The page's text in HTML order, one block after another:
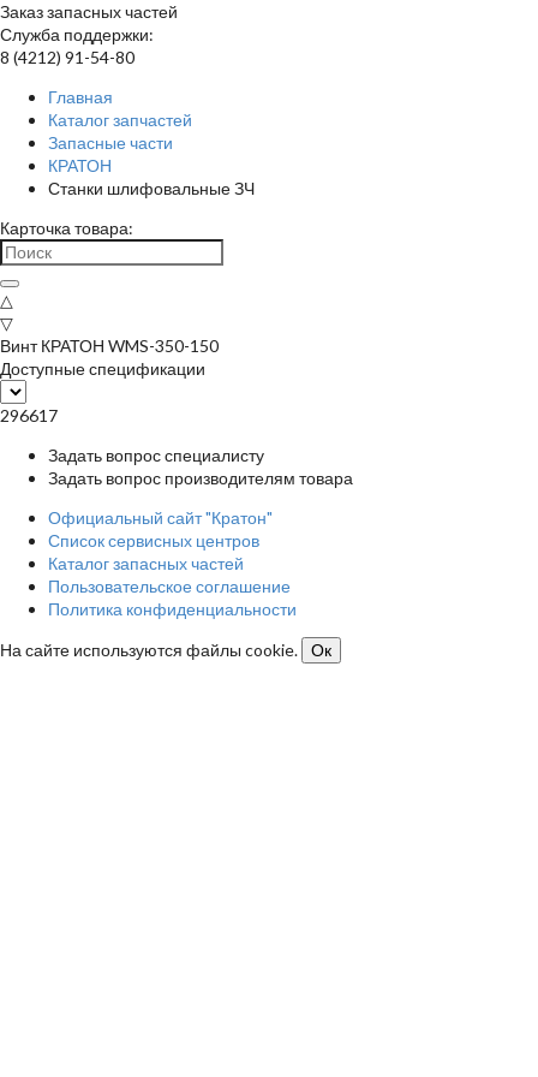
Заказ запасных частей
Служба поддержки:
8 (4212) 91-54-80
Главная
Каталог запчастей
Запасные части
КРАТОН
Станки шлифовальные ЗЧ
Карточка товара:
△
▽
Винт КРАТОН WMS-350-150
Доступные спецификации
296617
Задать вопрос специалисту
Задать вопрос производителям товара
Официальный сайт "Кратон"
Список сервисных центров
Каталог запасных частей
Пользовательское соглашение
Политика конфиденциальности
На сайте используются файлы cookie.
Ок